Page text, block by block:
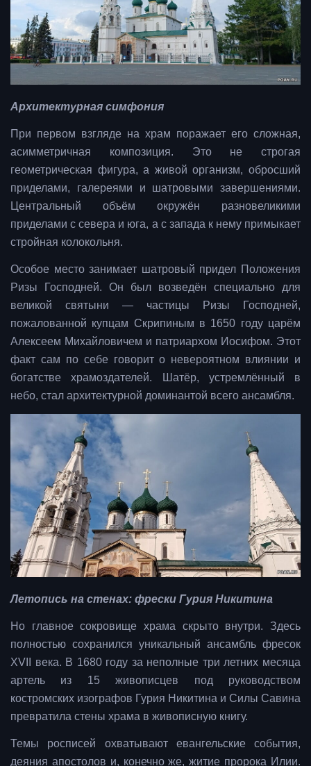
Архитектурная симфония
При первом взгляде на храм поражает его сложная,
асимметричная композиция. Это не строгая
геометрическая фигура, а живой организм, обросший
приделами, галереями и шатровыми завершениями.
Центральный объём окружён разновеликими
приделами с севера и юга, а с запада к нему примыкает
стройная колокольня.
Особое место занимает шатровый придел Положения
Ризы Господней. Он был возведён специально для
великой святыни — частицы Ризы Господней,
пожалованной купцам Скрипиным в 1650 году царём
Алексеем Михайловичем и патриархом Иосифом. Этот
факт сам по себе говорит о невероятном влиянии и
богатстве храмоздателей. Шатёр, устремлённый в
небо, стал архитектурной доминантой всего ансамбля.
Летопись на стенах: фрески Гурия Никитина
Но главное сокровище храма скрыто внутри. Здесь
полностью сохранился уникальный ансамбль фресок
XVII века. В 1680 году за неполные три летних месяца
артель из 15 живописцев под руководством
костромских изографов Гурия Никитина и Силы Савина
превратила стены храма в живописную книгу.
Темы росписей охватывают евангельские события,
деяния апостолов и, конечно же, житие пророка Илии.